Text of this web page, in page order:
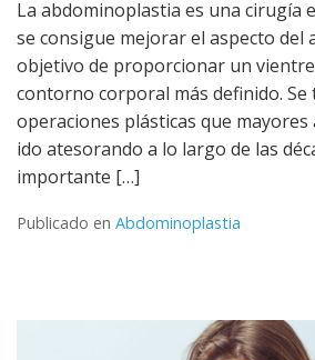
La abdominoplastia es una cirugía
se consigue mejorar el aspecto del
objetivo de proporcionar un
contorno corporal más definido. Se
operaciones plásticas que mayores
ido atesorando a lo largo de las
importante […]
Publicado en Abdominoplastia